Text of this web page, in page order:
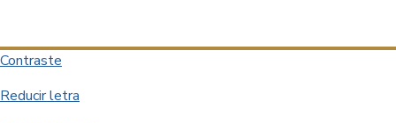
Contraste
Reducir letra